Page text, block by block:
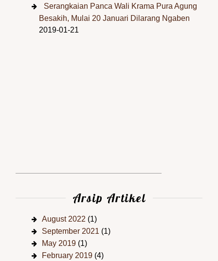
Serangkaian Panca Wali Krama Pura Agung
Besakih, Mulai 20 Januari Dilarang Ngaben
2019-01-21
Arsip Artikel
August 2022 (1)
September 2021 (1)
May 2019 (1)
February 2019 (4)